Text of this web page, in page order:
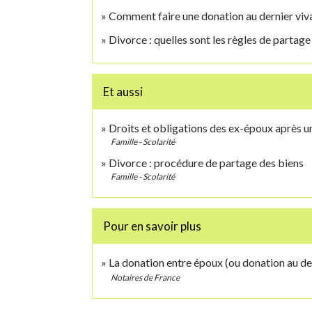
Comment faire une donation au dernier
Divorce : quelles sont les règles de
Et aussi
Droits et obligations des ex-époux après
Famille - Scolarité
Divorce : procédure de partage des biens
Famille - Scolarité
Pour en savoir plus
La donation entre époux (ou donation au
Notaires de France